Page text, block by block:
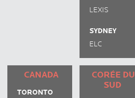
LEXIS
SYDNEY
ELC
CANADA
TORONTO
CORÉE DU
SUD